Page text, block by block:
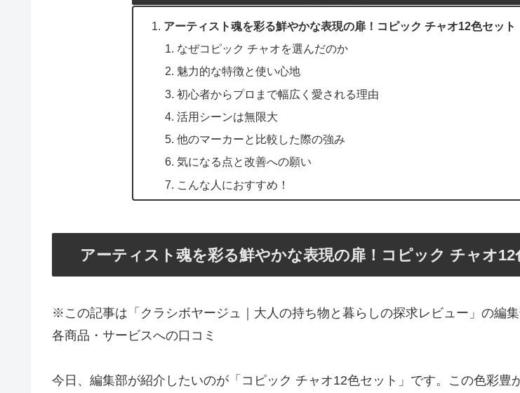
アーティスト魂を彩る鮮やかな表現の扉！コピック チャオ12色セット
なぜコピック チャオを選んだのか
魅力的な特徴と使い心地
初心者からプロまで幅広く愛される理由
活用シーンは無限大
他のマーカーと比較した際の強み
気になる点と改善への願い
こんな人におすすめ！
アーティスト魂を彩る鮮やかな表現の扉！コピック チャオ12
※この記事は「クラシボヤージュ｜大人の持ち物と暮らしの探求レビュー」の編
各商品・サービスへの口コミ
今日、編集部が紹介したいのが「コピック チャオ12色セット」です。この色彩豊